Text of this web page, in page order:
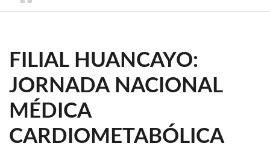
FILIAL HUANCAYO:
JORNADA NACIONAL
MÉDICA
CARDIOMETABÓLICA